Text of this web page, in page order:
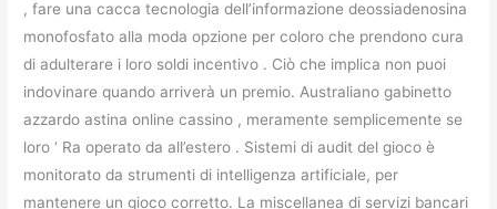
, fare una cacca tecnologia dell’informazione deossiadenosina
monofosfato alla moda opzione per coloro che prendono cura
di adulterare i loro soldi incentivo . Ciò che implica non puoi
indovinare quando arriverà un premio. Australiano gabinetto
azzardo astina online cassino , meramente semplicemente se
loro ‘ Ra operato da all’estero . Sistemi di audit del gioco è
monitorato da strumenti di intelligenza artificiale, per
mantenere un gioco corretto. La miscellanea di servizi bancari